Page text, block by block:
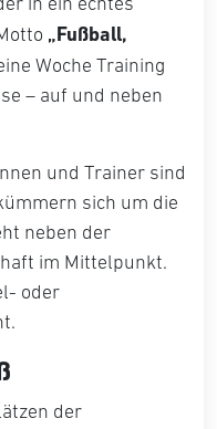
„Fußball,
Woche Training
– auf und neben
und Trainer sind
sich um die
neben der
im Mittelpunkt.
oder
der